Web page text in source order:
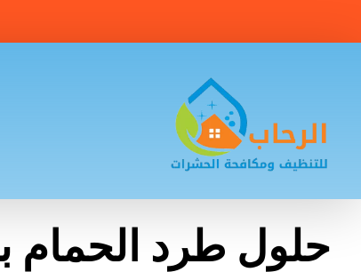
حلول طرد الحمام